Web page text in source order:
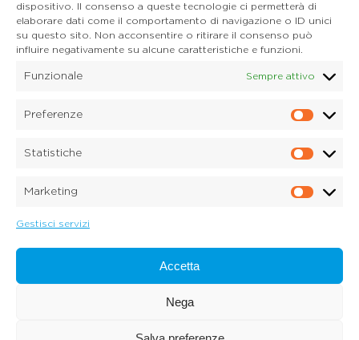
dispositivo. Il consenso a queste tecnologie ci permetterà di
elaborare dati come il comportamento di navigazione o ID unici
su questo sito. Non acconsentire o ritirare il consenso può
influire negativamente su alcune caratteristiche e funzioni.
Funzionale Sempre attivo
Preferenze
Statistiche
Marketing
Gestisci servizi
Accetta
Nega
CONTATTI
Mail:info@onoranzefunebridonadel.it
Cell.336 200212
Cell.349 3056496
Credits:Digitalia Srl